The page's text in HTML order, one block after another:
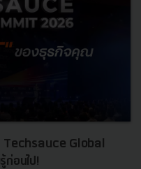
น Techsauce Global
อนไป!